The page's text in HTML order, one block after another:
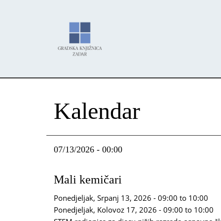
Kalendar
07/13/2026 - 00:00
Mali kemičari
Ponedjeljak, Srpanj 13, 2026 - 09:00 to 10:00
Ponedjeljak, Kolovoz 17, 2026 - 09:00 to 10:00